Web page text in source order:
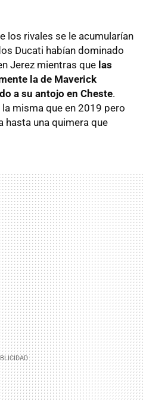
los rivales se le acumularían
Ducati habían dominado
Jerez mientras que las
la de Maverick
a su antojo en Cheste.
misma que en 2019 pero
hasta una quimera que